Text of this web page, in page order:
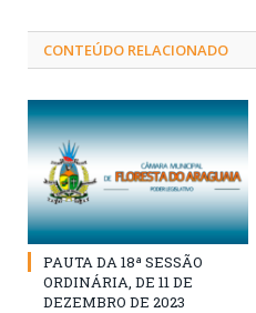
CONTEÚDO RELACIONADO
PAUTA DA 18ª SESSÃO
ORDINÁRIA, DE 11 DE
DEZEMBRO DE 2023